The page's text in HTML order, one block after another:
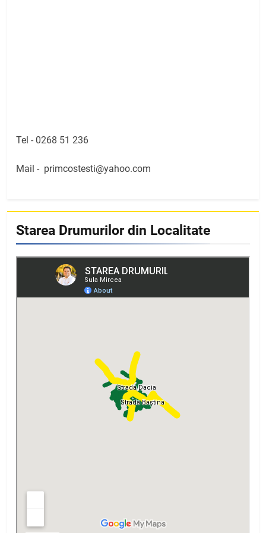
Tel - 0268 51 236
Mail - primcostesti@yahoo.com
Starea Drumurilor din Localitate